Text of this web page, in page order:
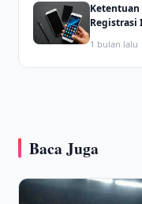
Ketentuan
Registrasi
1 bulan lalu
Baca Juga